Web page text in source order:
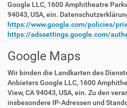
Google LLC, 1600 Amphitheatre
94043, USA, ein.
https://www.google.com/policies/
https://adssettings.google.com/
Google Maps
Wir binden die Landkarten des
Anbieters Google LLC, 1600
View, CA 94043, USA, ein. Zu den
insbesondere IP-Adressen und